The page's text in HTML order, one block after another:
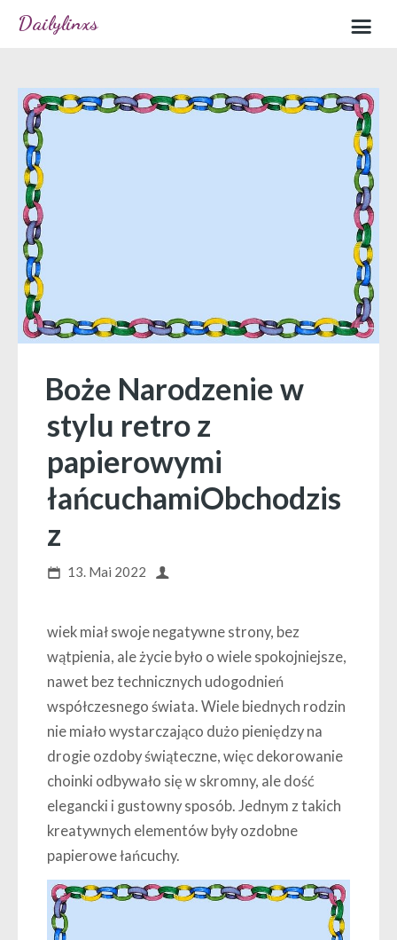
Dailylinxs
Sample page
Boże Narodzenie w
stylu retro z
papierowymi
łańcuchamiObchodzis
z
13. Mai 2022
wiek miał swoje negatywne strony, bez
wątpienia, ale życie było o wiele spokojniejsze,
nawet bez technicznych udogodnień
współczesnego świata. Wiele biednych rodzin
nie miało wystarczająco dużo pieniędzy na
drogie ozdoby świąteczne, więc dekorowanie
choinki odbywało się w skromny, ale dość
elegancki i gustowny sposób. Jednym z takich
kreatywnych elementów były ozdobne
papierowe łańcuchy.